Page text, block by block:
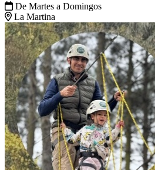
De Martes a Domingos
La Martina